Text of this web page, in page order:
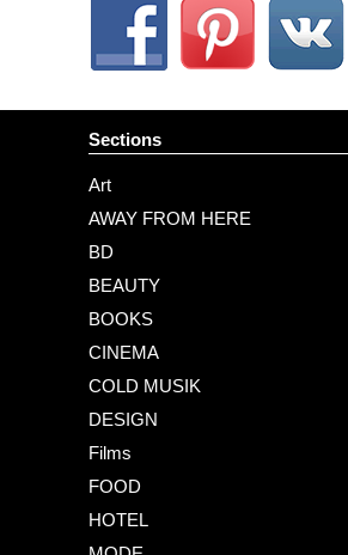
Sections
Art
AWAY FROM HERE
BD
BEAUTY
BOOKS
CINEMA
COLD MUSIK
DESIGN
Films
FOOD
HOTEL